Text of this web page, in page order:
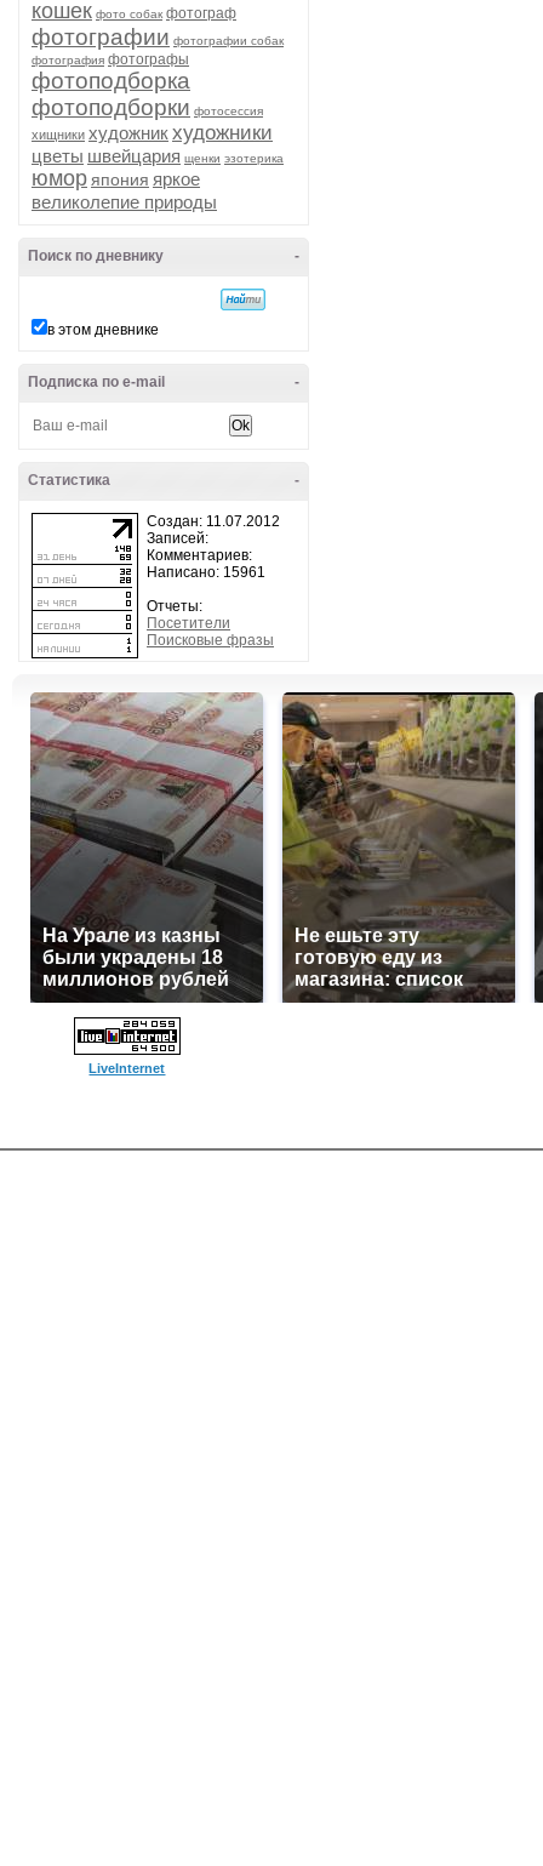
кошек фото собак фотограф
фотографии фотографии собак
фотография фотографы
фотоподборка
фотоподборки фотосессия
хищники художникхудожники
цветы швейцария щенки эзотерика
юмор япония яркое
великолепие природы
-
Поиск по дневнику
в этом дневнике
-
Подписка по e-mail
-
Статистика
Создан: 11.07.2012
Записей:
Комментариев:
Написано: 15961
Отчеты:
Посетители
Поисковые фразы
На Урале из казны
были украдены 18
миллионов рублей
Не ешьте эту
готовую еду из
магазина: список
LiveInternet